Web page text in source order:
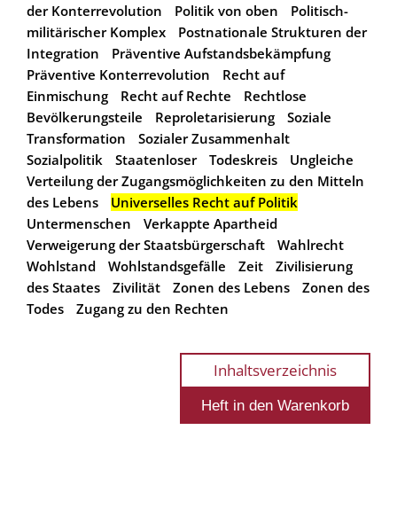
der Konterrevolution
Politik von oben
Politisch-
militärischer Komplex
Postnationale Strukturen der
Integration
Präventive Aufstandsbekämpfung
Präventive Konterrevolution
Recht auf
Einmischung
Recht auf Rechte
Rechtlose
Bevölkerungsteile
Reproletarisierung
Soziale
Transformation
Sozialer Zusammenhalt
Sozialpolitik
Staatenloser Todeskreis
Ungleiche
Verteilung der Zugangsmöglichkeiten zu den Mitteln
des Lebens
Universelles Recht auf Politik
Untermenschen
Verkappte Apartheid
Verweigerung der Staatsbürgerschaft
Wahlrecht
Wohlstand
Wohlstandsgefälle Zeit
Zivilisierung
des Staates
Zivilität Zonen des Lebens
Zonen des
Todes
Zugang zu den Rechten
Inhaltsverzeichnis